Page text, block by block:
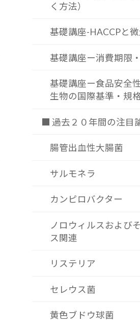
く方法）
基礎講座-HACCPと
基礎講座ー消費期限
基礎講座ー食品安全
生物の国際基準・規
■ 過去２０年間の注目
腸管出血性大腸菌
サルモネラ
カンピロバクター
ノロウィルスおよび
ス関連
リステリア
セレウス菌
黄色ブドウ球菌